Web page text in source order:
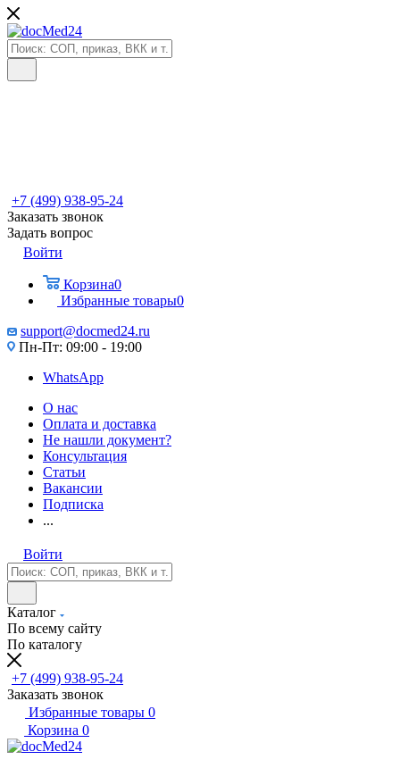
+7 (499) 938-95-24
Заказать звонок
Задать вопрос
Войти
Корзина0
Избранные товары0
support@docmed24.ru
Пн-Пт: 09:00 - 19:00
WhatsApp
О нас
Оплата и доставка
Не нашли документ?
Консультация
Статьи
Вакансии
Подписка
...
Войти
Каталог
По всему сайту
По каталогу
+7 (499) 938-95-24
Заказать звонок
Избранные товары 0
Корзина 0